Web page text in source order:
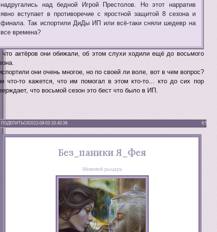
надругались над бедной Игрой Престолов. Но этот нарратив
явно вступает в противоречие с яростной защитой 8 сезона и
финала. Так испортили ДиДы ИП или всё-таки сняли шедевр на
все времена?
что актёров они обижали, об этом слухи ходили ещё до восьмого
они очень многое, но по своей ли воле, вот в чем вопрос?
что-то кажется, что им помогал в этом кто-то... кто до сих пор
что восьмой сезон это бест что было в ИП.
ПОДЕЛИТЬСЯ 65
2022-08-03 20:43:38
Без_паники Я_Фея
Межевой рыцарь